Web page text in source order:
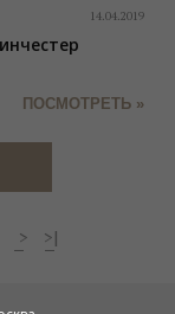
14.04.2019
ПОСМОТРЕТЬ »
> >|